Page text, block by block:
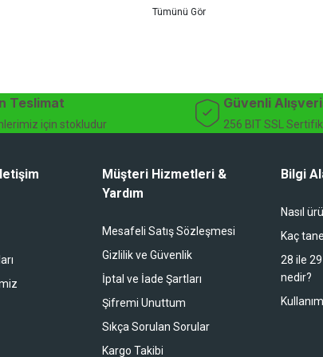
duruyor koltuk zaten full konfor
alışveriş yapacağım
bir alışveriş oldu. Teşekkürler.
destek ve müşteri memnuniyeti odaklı hizmet
Teslimat
için stokludur
Güvenli
256 BIT SSL
Müşteri Hizmetleri &
Yardım
Mesafeli Satış Sözleşmesi
Gizlilik ve Güvenlik
İptal ve İade Şartları
Şifremi Unuttum
Sıkça Sorulan Sorular
Kargo Takibi
Bilgi
Nasıl
Kaç
28 ile
nedir?